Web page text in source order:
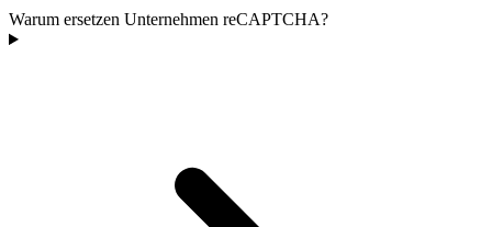
Warum ersetzen Unternehmen reCAPTCHA?